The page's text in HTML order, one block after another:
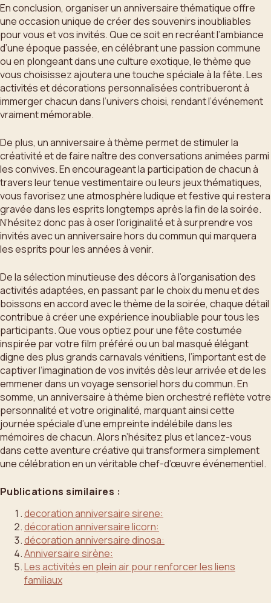
En conclusion, organiser un anniversaire thématique offre
une occasion unique de créer des souvenirs inoubliables
pour vous et vos invités. Que ce soit en recréant l’ambiance
d’une époque passée, en célébrant une passion commune
ou en plongeant dans une culture exotique, le thème que
vous choisissez ajoutera une touche spéciale à la fête. Les
activités et décorations personnalisées contribueront à
immerger chacun dans l’univers choisi, rendant l’événement
vraiment mémorable.
De plus, un anniversaire à thème permet de stimuler la
créativité et de faire naître des conversations animées parmi
les convives. En encourageant la participation de chacun à
travers leur tenue vestimentaire ou leurs jeux thématiques,
vous favorisez une atmosphère ludique et festive qui restera
gravée dans les esprits longtemps après la fin de la soirée.
N’hésitez donc pas à oser l’originalité et à surprendre vos
invités avec un anniversaire hors du commun qui marquera
les esprits pour les années à venir.
De la sélection minutieuse des décors à l’organisation des
activités adaptées, en passant par le choix du menu et des
boissons en accord avec le thème de la soirée, chaque détail
contribue à créer une expérience inoubliable pour tous les
participants. Que vous optiez pour une fête costumée
inspirée par votre film préféré ou un bal masqué élégant
digne des plus grands carnavals vénitiens, l’important est de
captiver l’imagination de vos invités dès leur arrivée et de les
emmener dans un voyage sensoriel hors du commun. En
somme, un anniversaire à thème bien orchestré reflète votre
personnalité et votre originalité, marquant ainsi cette
journée spéciale d’une empreinte indélébile dans les
mémoires de chacun. Alors n’hésitez plus et lancez-vous
dans cette aventure créative qui transformera simplement
une célébration en un véritable chef-d’œuvre événementiel.
Publications similaires :
decoration anniversaire sirene:
décoration anniversaire licorn:
décoration anniversaire dinosa:
Anniversaire sirène:
Les activités en plein air pour renforcer les liens
familiaux